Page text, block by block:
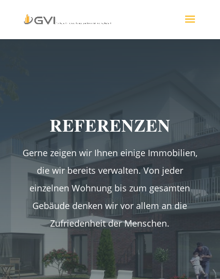
REFERENZEN
Gerne zeigen wir Ihnen einige Immobilien,
die wir bereits verwalten. Von jeder
einzelnen Wohnung bis zum gesamten
Gebäude denken wir vor allem an die
Zufriedenheit der Menschen.